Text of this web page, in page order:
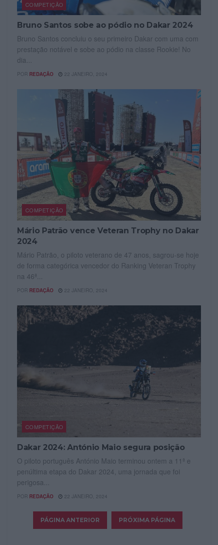
COMPETIÇÃO
Bruno Santos sobe ao pódio no Dakar 2024
Bruno Santos concluiu o seu primeiro Dakar com uma com
prestação notável e sobe ao pódio na classe Rookie! No
dia...
POR REDAÇÃO 22 JANEIRO, 2024
COMPETIÇÃO
Mário Patrão vence Veteran Trophy no Dakar
2024
Mário Patrão, o piloto veterano de 47 anos, sagrou-se hoje
de forma categórica vencedor do Ranking Veteran Trophy
na 46ª...
POR REDAÇÃO 22 JANEIRO, 2024
COMPETIÇÃO
Dakar 2024: António Maio segura posição
O piloto português António Maio terminou ontem a 11ª e
penúltima etapa do Dakar 2024, uma jornada que foi
perigosa...
POR REDAÇÃO 22 JANEIRO, 2024